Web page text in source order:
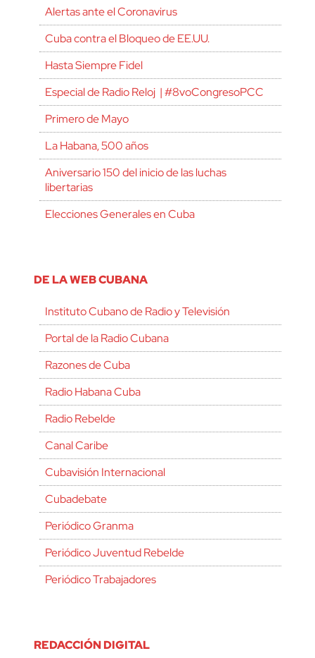
Alertas ante el Coronavirus
Cuba contra el Bloqueo de EE.UU.
Hasta Siempre Fidel
Especial de Radio Reloj | #8voCongresoPCC
Primero de Mayo
La Habana, 500 años
Aniversario 150 del inicio de las luchas
libertarias
Elecciones Generales en Cuba
DE LA WEB CUBANA
Instituto Cubano de Radio y Televisión
Portal de la Radio Cubana
Razones de Cuba
Radio Habana Cuba
Radio Rebelde
Canal Caribe
Cubavisión Internacional
Cubadebate
Periódico Granma
Periódico Juventud Rebelde
Periódico Trabajadores
REDACCIÓN DIGITAL